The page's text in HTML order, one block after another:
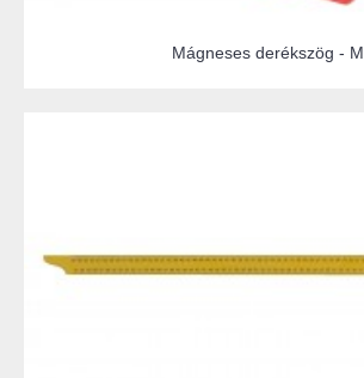
Mágneses derékszög - M